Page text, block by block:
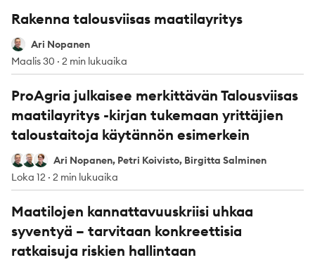
Rakenna talousviisas maatilayritys
Ari Nopanen
Ari Nopanen
Maalis 30 · 2 min lukuaika
ProAgria julkaisee merkittävän Talousviisas
maatilayritys -kirjan tukemaan yrittäjien
taloustaitoja käytännön esimerkein
Ari Nopanen
Petri Koivisto
Birgitta Salminen
Ari Nopanen, Petri Koivisto, Birgitta Salminen
Loka 12 · 2 min lukuaika
Maatilojen kannattavuuskriisi uhkaa
syventyä – tarvitaan konkreettisia
ratkaisuja riskien hallintaan